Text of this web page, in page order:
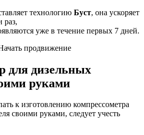
технологию Буст, она ускоряет
раз,
уже в течение первых 7 дней.
продвижение
для дизельных
руками
к изготовлению компрессометра
своими руками, следует учесть